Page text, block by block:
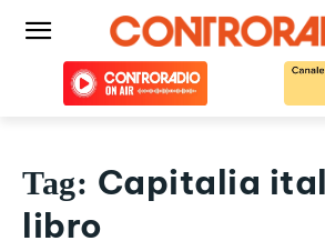
Tag: Capitalia
libro